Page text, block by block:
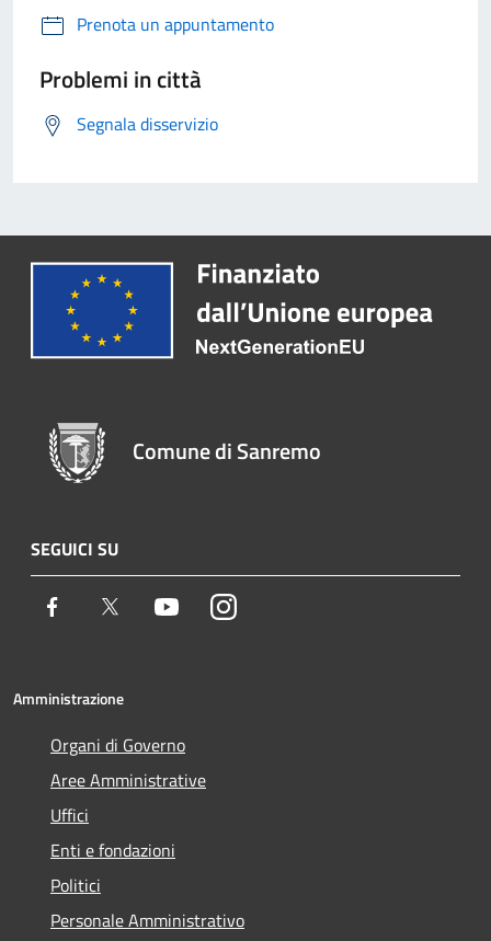
Prenota un appuntamento
Problemi in città
Segnala disservizio
Comune di Sanremo
SEGUICI SU
Facebook Twitter YoutubeInstagram
Amministrazione
Organi di Governo
Aree Amministrative
Uffici
Enti e fondazioni
Politici
Personale Amministrativo